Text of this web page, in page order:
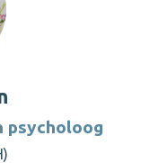
psycholoog